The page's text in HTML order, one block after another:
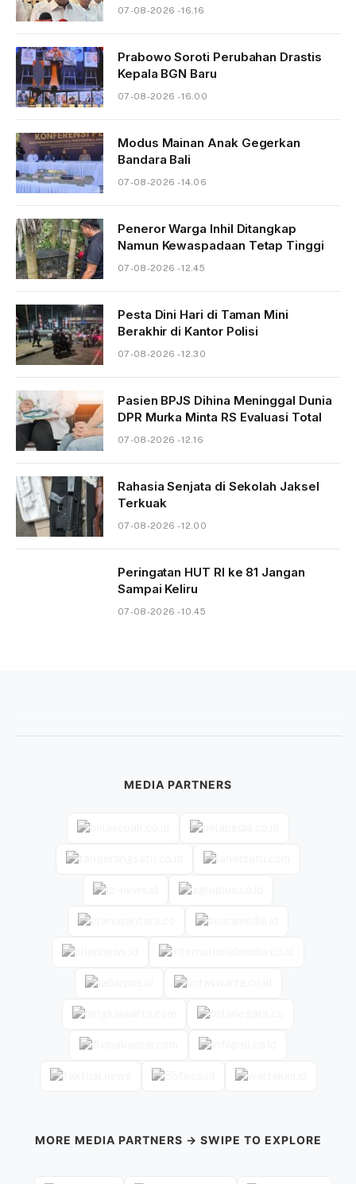
07-08-2026 - 16.16
Prabowo Soroti Perubahan Drastis
Kepala BGN Baru
07-08-2026 - 16.00
Modus Mainan Anak Gegerkan
Bandara Bali
07-08-2026 - 14.06
Peneror Warga Inhil Ditangkap
Namun Kewaspadaan Tetap Tinggi
07-08-2026 - 12.45
Pesta Dini Hari di Taman Mini
Berakhir di Kantor Polisi
07-08-2026 - 12.30
Pasien BPJS Dihina Meninggal Dunia
DPR Murka Minta RS Evaluasi Total
07-08-2026 - 12.16
Rahasia Senjata di Sekolah Jaksel
Terkuak
07-08-2026 - 12.00
Peringatan HUT RI ke 81 Jangan
Sampai Keliru
07-08-2026 - 10.45
MEDIA PARTNERS
MORE MEDIA PARTNERS → SWIPE TO EXPLORE